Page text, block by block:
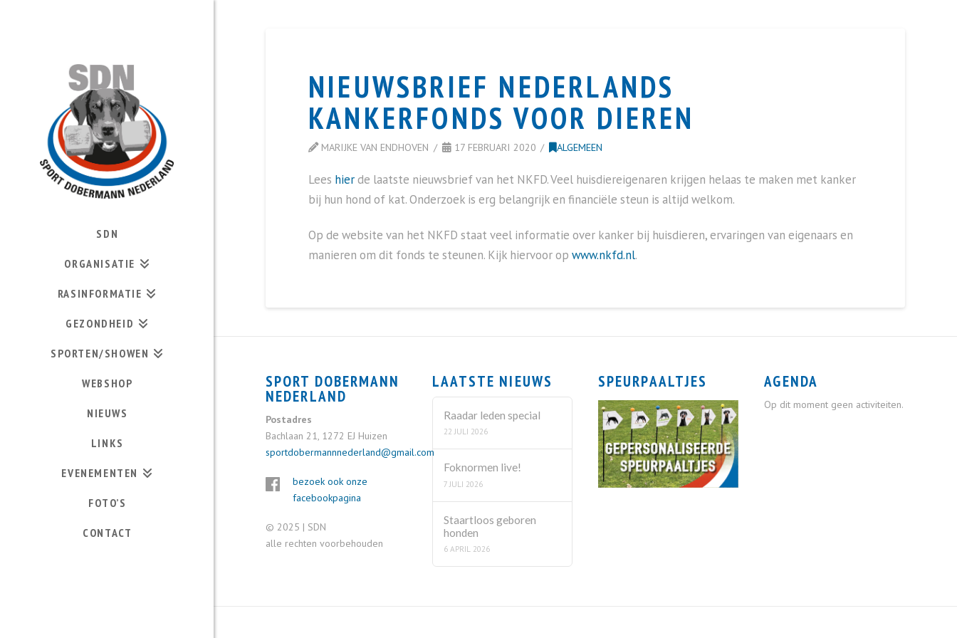
SDN
ORGANISATIE
RASINFORMATIE
GEZONDHEID
SPORTEN/SHOWEN
WEBSHOP
NIEUWS
LINKS
EVENEMENTEN
FOTO’S
CONTACT
NIEUWSBRIEF NEDERLANDS
KANKERFONDS VOOR DIEREN
MARIJKE VAN ENDHOVEN 17 FEBRUARI 2020 ALGEMEEN
Lees hierde laatste nieuwsbrief van het NKFD. Veel huisdiereigenaren krijgen helaas te maken met kanker
bij hun hond of kat. Onderzoek is erg belangrijk en financiële steun is altijd welkom.
Op de website van het NKFD staat veel informatie over kanker bij huisdieren, ervaringen van eigenaars en
manieren om dit fonds te steunen. Kijk hiervoor opwww.nkfd.nl.
SPORT DOBERMANN
NEDERLAND
Postadres
Bachlaan 21, 1272 EJ Huizen
sportdobermannnederland@gmail.com
bezoek ook onze
facebookpagina
© 2025 | SDN
alle rechten voorbehouden
LAATSTE NIEUWS
Raadar leden special
22 JULI 2026
Foknormen live!
7 JULI 2026
Staartloos geboren
honden
6 APRIL 2026
SPEURPAALTJES AGENDA
Op dit moment geen activiteiten.